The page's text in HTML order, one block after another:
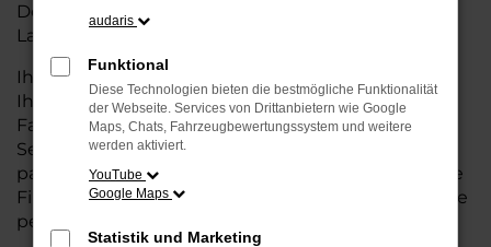
Design, das sowohl in der Stadt als auch auf dem
Land glänzt.
Ihr Seat Autohaus in der Nähe von Stuhr bietet
Ihnen neben einer breiten Auswahl an Seat
Fahrzeugen auch umfassende Beratung und
Service. Wir unterstützen Sie bei der Auswahl des
passenden Modells und bieten maßgeschneiderte
Finanzierungslösungen sowie Leasingoptionen, die
perfekt zu Ihrem Budget und Bedarf passen.
audaris
Funktional
Diese Technologien bieten die bestmögliche Funktionalität
der Webseite. Services von Drittanbietern wie Google
Maps, Chats, Fahrzeugbewertungssystem und weitere
werden aktiviert.
YouTube
Google Maps
Statistik und Marketing